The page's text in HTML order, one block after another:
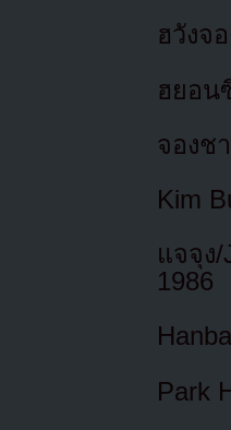
ฮวังจ
ฮยอน
จองช
Kim
แจจุง
1986
Park